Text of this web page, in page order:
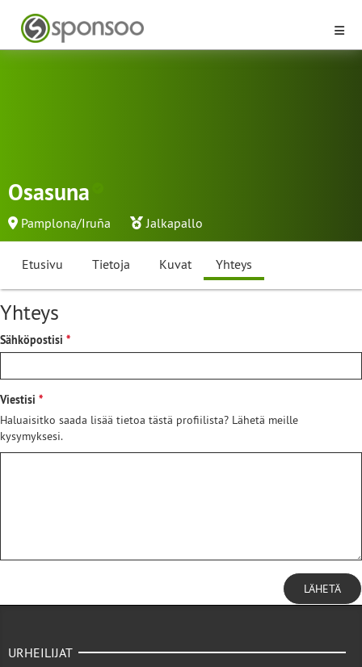
Osasuna
Pamplona/Iruña Jalkapallo
Etusivu Tietoja Kuvat Yhteys
Yhteys
Sähköpostisi
Viestisi
Haluaisitko saada lisää tietoa tästä profiilista? Lähetä meille
kysymyksesi.
LÄHETÄ
URHEILIJAT